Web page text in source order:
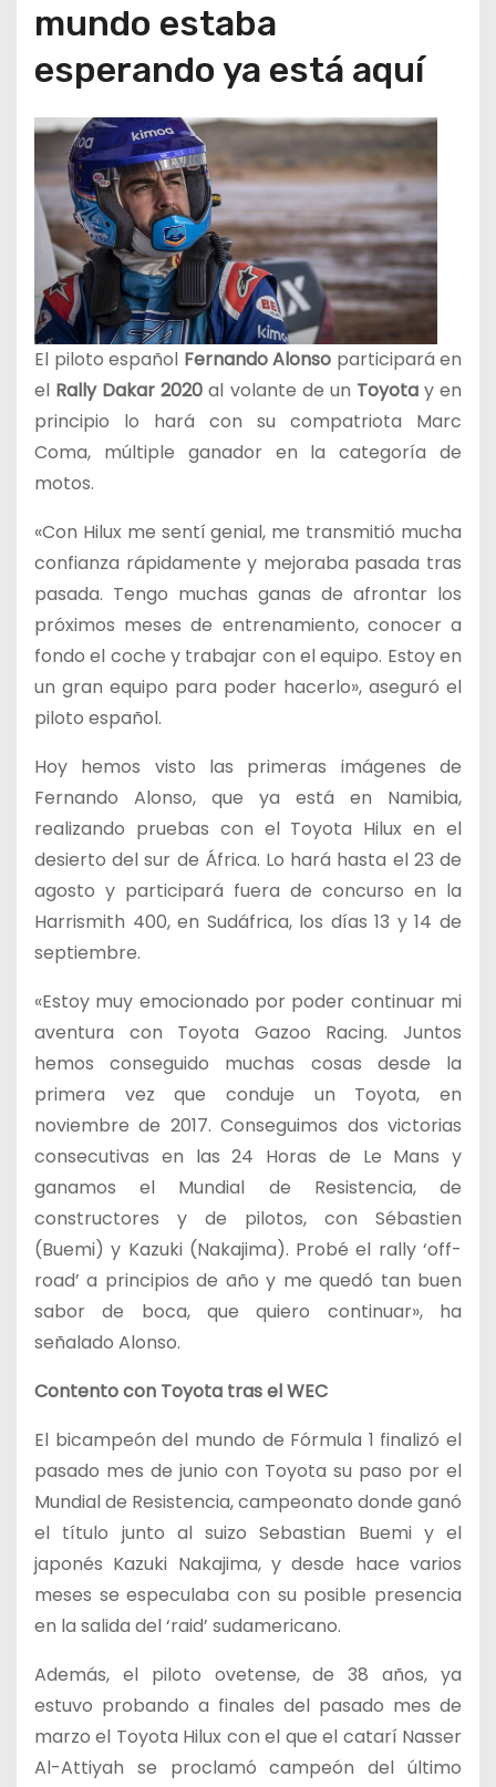
mundo estaba
esperando ya está aquí
El piloto español Fernando Alonso participará en
el Rally Dakar 2020 al volante de un Toyota y en
principio lo hará con su compatriota Marc
Coma, múltiple ganador en la categoría de
motos.
«Con Hilux me sentí genial, me transmitió mucha
confianza rápidamente y mejoraba pasada tras
pasada. Tengo muchas ganas de afrontar los
próximos meses de entrenamiento, conocer a
fondo el coche y trabajar con el equipo. Estoy en
un gran equipo para poder hacerlo», aseguró el
piloto español.
Hoy hemos visto las primeras imágenes de
Fernando Alonso, que ya está en Namibia,
realizando pruebas con el Toyota Hilux en el
desierto del sur de África. Lo hará hasta el 23 de
agosto y participará fuera de concurso en la
Harrismith 400, en Sudáfrica, los días 13 y 14 de
septiembre.
«Estoy muy emocionado por poder continuar mi
aventura con Toyota Gazoo Racing. Juntos
hemos conseguido muchas cosas desde la
primera vez que conduje un Toyota, en
noviembre de 2017. Conseguimos dos victorias
consecutivas en las 24 Horas de Le Mans y
ganamos el Mundial de Resistencia, de
constructores y de pilotos, con Sébastien
(Buemi) y Kazuki (Nakajima). Probé el rally ‘off-
road’ a principios de año y me quedó tan buen
sabor de boca, que quiero continuar», ha
señalado Alonso.
Contento con Toyota tras el WEC
El bicampeón del mundo de Fórmula 1 finalizó el
pasado mes de junio con Toyota su paso por el
Mundial de Resistencia, campeonato donde ganó
el título junto al suizo Sebastian Buemi y el
japonés Kazuki Nakajima, y desde hace varios
meses se especulaba con su posible presencia
en la salida del ‘raid’ sudamericano.
Además, el piloto ovetense, de 38 años, ya
estuvo probando a finales del pasado mes de
marzo el Toyota Hilux con el que el catarí Nasser
Al-Attiyah se proclamó campeón del último